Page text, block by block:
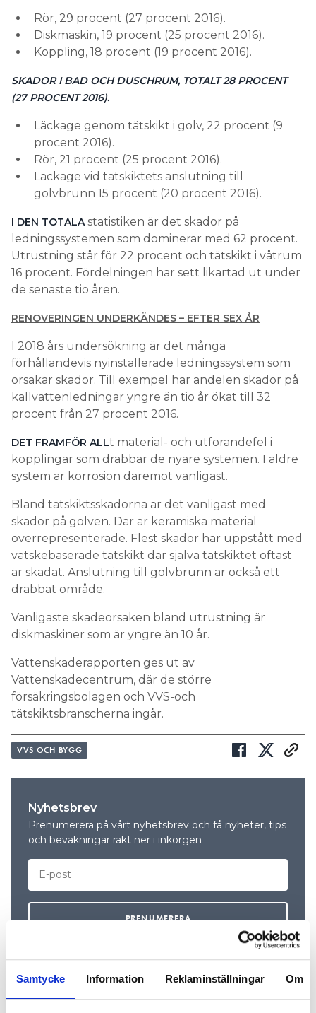
Samtycke Information Reklaminställningar Om
Rör, 29 procent (27 procent 2016).
Diskmaskin, 19 procent (25 procent 2016).
Koppling, 18 procent (19 procent 2016).
SKADOR I BAD OCH DUSCHRUM, TOTALT 28 PROCENT
(27 PROCENT 2016).
Läckage genom tätskikt i golv, 22 procent (9
procent 2016).
Rör, 21 procent (25 procent 2016).
Läckage vid tätskiktets anslutning till
golvbrunn 15 procent (20 procent 2016).
I DEN TOTALAstatistiken är det skador på
ledningssystemen som dominerar med 62 procent.
Utrustning står för 22 procent och tätskikt i våtrum
16 procent. Fördelningen har sett likartad ut under
de senaste tio åren.
RENOVERINGEN UNDERKÄNDES – EFTER SEX ÅR
I 2018 års undersökning är det många
förhållandevis nyinstallerade ledningssystem som
orsakar skador. Till exempel har andelen skador på
kallvattenledningar yngre än tio år ökat till 32
procent från 27 procent 2016.
DET FRAMFÖR ALLt material- och utförandefel i
kopplingar som drabbar de nyare systemen. I äldre
system är korrosion däremot vanligast.
Bland tätskiktsskadorna är det vanligast med
skador på golven. Där är keramiska material
överrepresenterade. Flest skador har uppstått med
vätskebaserade tätskikt där själva tätskiktet oftast
är skadat. Anslutning till golvbrunn är också ett
drabbat område.
Vanligaste skadeorsaken bland utrustning är
diskmaskiner som är yngre än 10 år.
Vattenskaderapporten ges ut av
Vattenskadecentrum, där de större
försäkringsbolagen och VVS-och
tätskiktsbranscherna ingår.
VVS OCH BYGG
Nyhetsbrev
Prenumerera på vårt nyhetsbrev och få nyheter, tips
och bevakningar rakt ner i inkorgen